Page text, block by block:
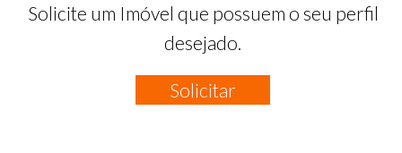
Solicite um Imóvel que possuem o seu perfil
desejado.
Solicitar